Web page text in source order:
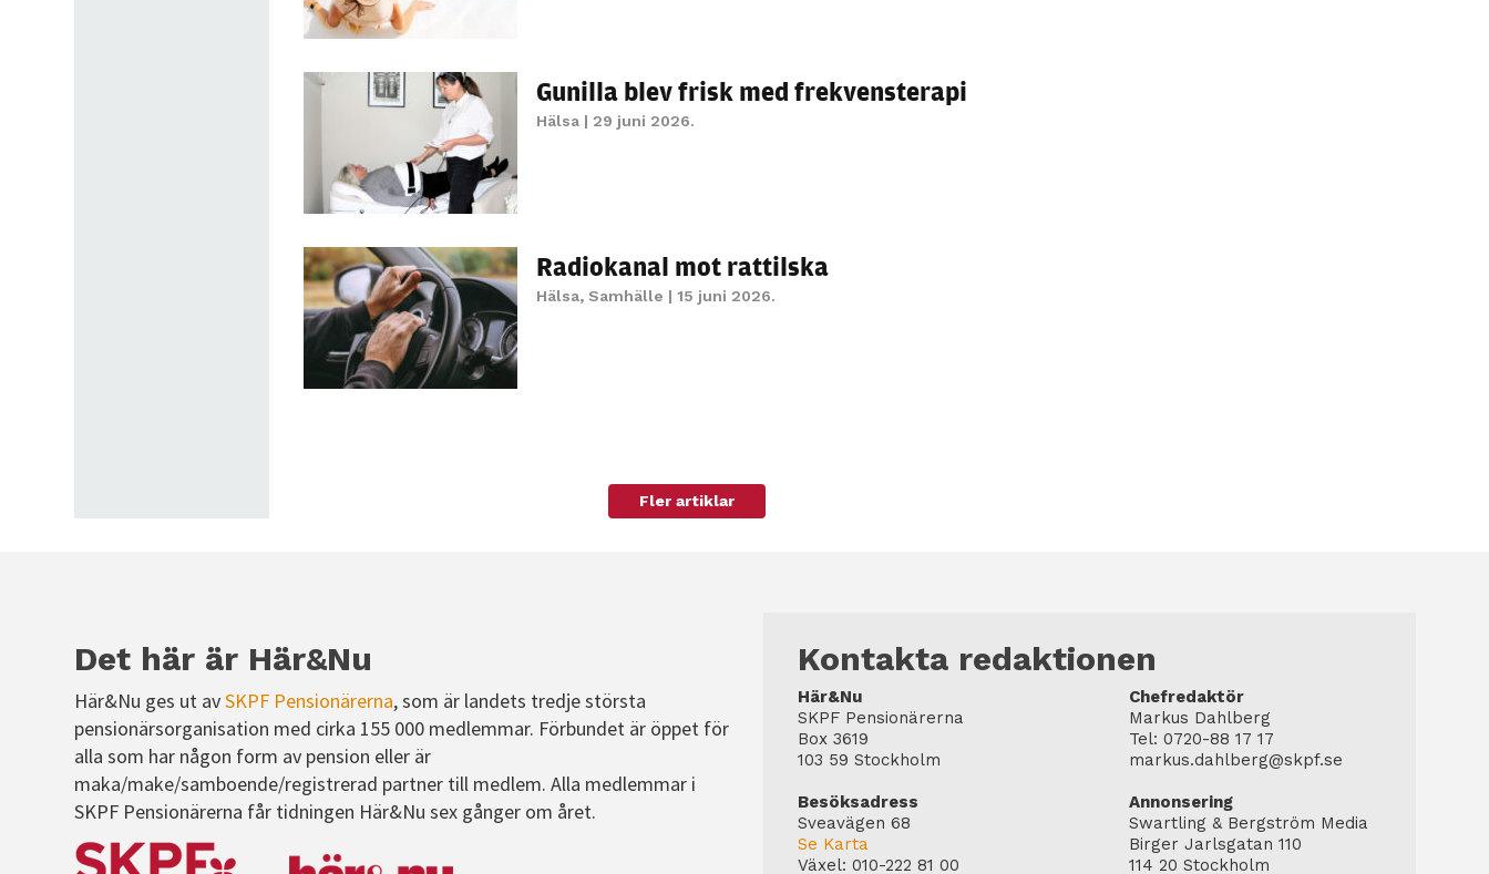
Gunilla blev frisk med frekvensterapi
Hälsa| 29 juni 2026.
Radiokanal mot rattilska
Hälsa, Samhälle | 15 juni 2026.
Fler artiklar
Det här är Här&Nu
Här&Nu ges ut avSKPF Pensionärerna, som är landets tredje största
pensionärsorganisation med cirka 155 000 medlemmar. Förbundet är öppet för
alla som har någon form av pension eller är
maka/make/samboende/registrerad partner till medlem. Alla medlemmar i
SKPF Pensionärerna får tidningen Här&Nu sex gånger om året.
Kontakta redaktionen
Här&Nu
SKPF Pensionärerna
Box 3619
103 59 Stockholm
Besöksadress
Sveavägen 68
Se Karta
Växel: 010-222 81 00
Chefredaktör
Markus Dahlberg
Tel: 0720-88 17 17
markus.dahlberg@skpf.se
Annonsering
Swartling & Bergström Media
Birger Jarlsgatan 110
114 20 Stockholm